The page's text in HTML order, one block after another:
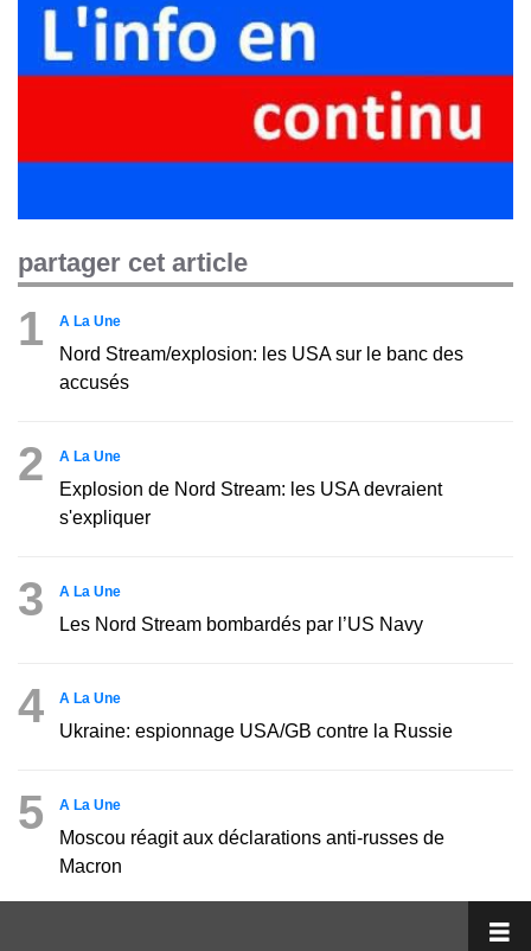
partager cet article
1 A La Une
Nord Stream/explosion: les USA sur le banc des
accusés
2 A La Une
Explosion de Nord Stream: les USA devraient
s'expliquer
3 A La Une
Les Nord Stream bombardés par l’US Navy
4 A La Une
Ukraine: espionnage USA/GB contre la Russie
5 A La Une
Moscou réagit aux déclarations anti-russes de
Macron